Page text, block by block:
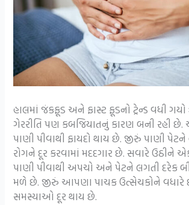
હાલમાં જંકફૂડ અને ફાસ્ટ ફૂડનો ટ્રેન્ડ વધી ગયો
ગેરરીતિ પણ કબજિયાતનું કારણ બની રહી
પાણી પીવાથી ફાયદો થાય છે. જીરું પાણી
રોગને દૂર કરવામાં મદદગાર છે. સવારે ઉઠીને
પાણી પીવાથી અપચો અને પેટને લગતી દરેક
મળે છે. જીરું આપણા પાચક ઉત્સેચકોને
સમસ્યાઓ દૂર થાય છે.